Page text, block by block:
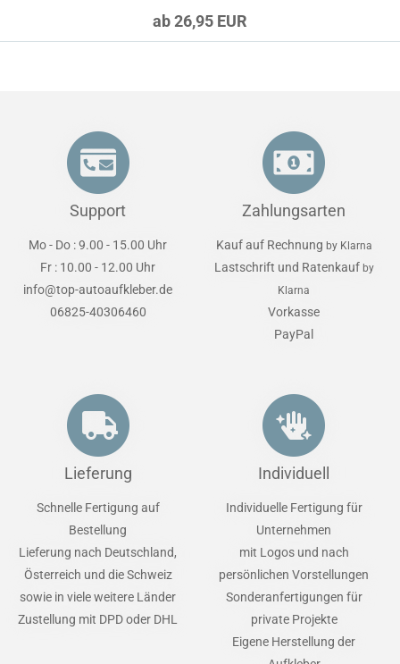
ab 26,95 EUR
Support
Mo - Do : 9.00 - 15.00 Uhr
Fr : 10.00 - 12.00 Uhr
info@top-autoaufkleber.de
06825-40306460
Zahlungsarten
Kauf auf Rechnung by Klarna
Lastschrift und Ratenkauf by
Klarna
Vorkasse
PayPal
Lieferung
Schnelle Fertigung auf
Bestellung
Lieferung nach Deutschland,
Österreich und die Schweiz
sowie in viele weitere Länder
Zustellung mit DPD oder DHL
Individuell
Individuelle Fertigung für
Unternehmen
mit Logos und nach
persönlichen Vorstellungen
Sonderanfertigungen für
private Projekte
Eigene Herstellung der